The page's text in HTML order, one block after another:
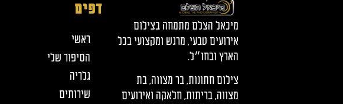
מיכאל הצלם מתמחה בצילום
אירועים טבעי, מרגש ומקצועי בכל
הארץ ובחו״ל.
צילום חתונות, בר מצווה, בת
מצווה, בריתות, חלאקה ואירועים
דפים
ראשי
הסיפור שלי
גלריה
שירותים